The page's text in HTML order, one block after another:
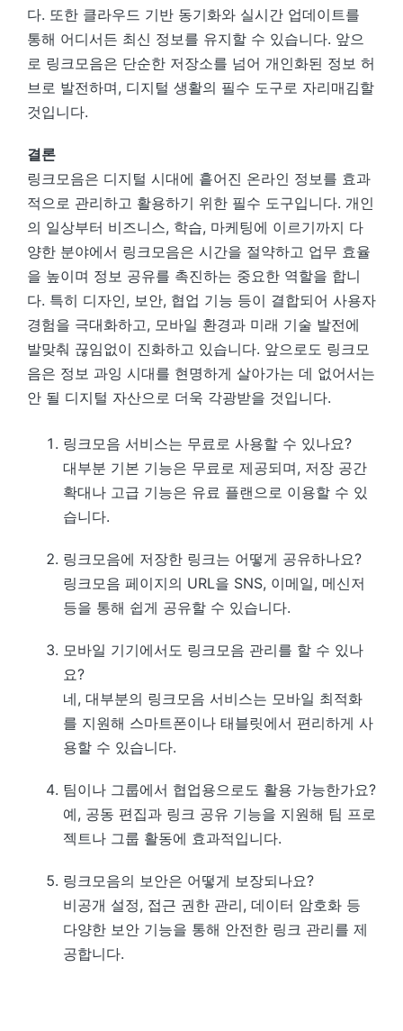
다. 또한 클라우드 기반 동기화와 실시간 업데이트를
통해 어디서든 최신 정보를 유지할 수 있습니다. 앞으
로 링크모음은 단순한 저장소를 넘어 개인화된 정보 허
브로 발전하며, 디지털 생활의 필수 도구로 자리매김할
것입니다.
결론
링크모음은 디지털 시대에 흩어진 온라인 정보를 효과
적으로 관리하고 활용하기 위한 필수 도구입니다. 개인
의 일상부터 비즈니스, 학습, 마케팅에 이르기까지 다
양한 분야에서 링크모음은 시간을 절약하고 업무 효율
을 높이며 정보 공유를 촉진하는 중요한 역할을 합니
다. 특히 디자인, 보안, 협업 기능 등이 결합되어 사용자
경험을 극대화하고, 모바일 환경과 미래 기술 발전에
발맞춰 끊임없이 진화하고 있습니다. 앞으로도 링크모
음은 정보 과잉 시대를 현명하게 살아가는 데 없어서는
안 될 디지털 자산으로 더욱 각광받을 것입니다.
링크모음 서비스는 무료로 사용할 수 있나요?
대부분 기본 기능은 무료로 제공되며, 저장 공간
확대나 고급 기능은 유료 플랜으로 이용할 수 있
습니다.
링크모음에 저장한 링크는 어떻게 공유하나요?
링크모음 페이지의 URL을 SNS, 이메일, 메신저
등을 통해 쉽게 공유할 수 있습니다.
모바일 기기에서도 링크모음 관리를 할 수 있나
요?
네, 대부분의 링크모음 서비스는 모바일 최적화
를 지원해 스마트폰이나 태블릿에서 편리하게 사
용할 수 있습니다.
팀이나 그룹에서 협업용으로도 활용 가능한가요?
예, 공동 편집과 링크 공유 기능을 지원해 팀 프로
젝트나 그룹 활동에 효과적입니다.
링크모음의 보안은 어떻게 보장되나요?
비공개 설정, 접근 권한 관리, 데이터 암호화 등
다양한 보안 기능을 통해 안전한 링크 관리를 제
공합니다.